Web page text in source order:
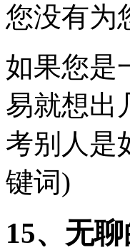
您没有
如果您是
易就想出
考别人是
键词)
15、无